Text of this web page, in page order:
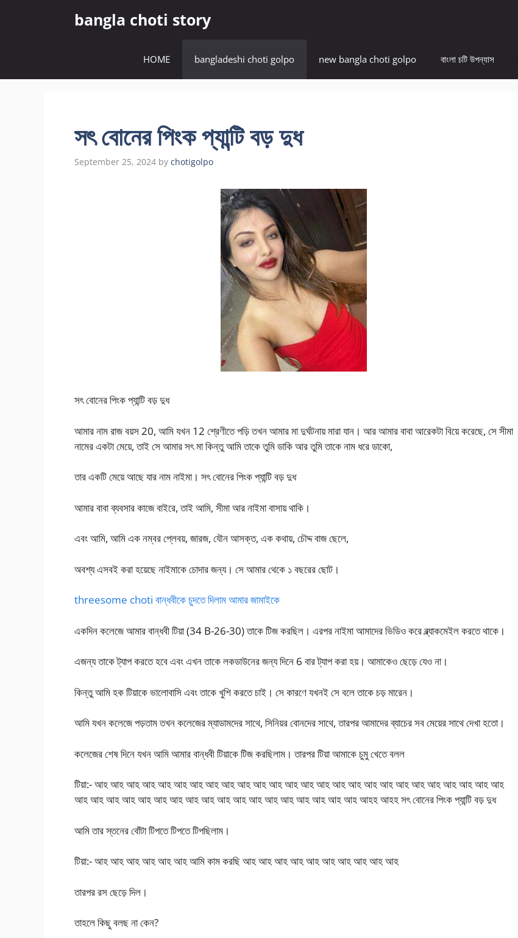
bangla choti story
HOME bangladeshi choti golpo new bangla choti golpo বাংলা চটি উপন্যাস
সৎ বোনের পিংক প্যান্টি বড় দুধ
September 25, 2024 by chotigolpo
সৎ বোনের পিংক প্যান্টি বড় দুধ
আমার নাম রাজ বয়স 20, আমি যখন 12 শ্রেণীতে পড়ি তখন আমার মা দুর্ঘটনায় মারা যান। আর আমার বাবা আরেকটা বিয়ে করেছে, সে সীমা
নামের একটা মেয়ে, তাই সে আমার সৎ মা কিন্তু আমি তাকে তুমি ডাকি আর তুমি তাকে নাম ধরে ডাকো,
তার একটি মেয়ে আছে যার নাম নাইমা। সৎ বোনের পিংক প্যান্টি বড় দুধ
আমার বাবা ব্যবসার কাজে বাইরে, তাই আমি, সীমা আর নাইমা বাসায় থাকি।
এবং আমি, আমি এক নম্বর প্লেবয়, জারজ, যৌন আসক্ত, এক কথায়, চৌদ্দ বাজ ছেলে,
অবশ্য এসবই করা হয়েছে নাইমাকে চোদার জন্য। সে আমার থেকে ১ বছরের ছোট।
threesome choti বান্ধবীকে চুদতে দিলাম আমার জামাইকে
একদিন কলেজে আমার বান্ধবী টিয়া (34 B-26-30) তাকে টিজ করছিল। এরপর নাইমা আমাদের ভিডিও করে ব্ল্যাকমেইল করতে থাকে।
এজন্য তাকে ট্যাপ করতে হবে এবং এখন তাকে লকডাউনের জন্য দিনে 6 বার ট্যাপ করা হয়। আমাকেও ছেড়ে যেও না।
কিন্তু আমি হক টিয়াকে ভালোবাসি এবং তাকে খুশি করতে চাই। সে কারণে যখনই সে বলে তাকে চড় মারেন।
আমি যখন কলেজে পড়তাম তখন কলেজের ম্যাডামদের সাথে, সিনিয়র বোনদের সাথে, তারপর আমাদের ব্যাচের সব মেয়ের সাথে দেখা হতো।
কলেজের শেষ দিনে যখন আমি আমার বান্ধবী টিয়াকে টিজ করছিলাম। তারপর টিয়া আমাকে চুমু খেতে বলল
টিয়া:- আহ আহ আহ আহ আহ আহ আহ আহ আহ আহ আহ আহ আহ আহ আহ আহ আহ আহ আহ আহ আহ আহ আহ আহ আহ আহ
আহ আহ আহ আহ আহ আহ আহ আহ আহ আহ আহ আহ আহ আহ আহ আহ আহ আহ আহহ আহহ সৎ বোনের পিংক প্যান্টি বড় দুধ
আমি তার স্তনের বোঁটা টিপতে টিপতে টিপছিলাম।
টিয়া:- আহ আহ আহ আহ আহ আহ আমি কাম করছি আহ আহ আহ আহ আহ আহ আহ আহ আহ আহ
তারপর রস ছেড়ে দিল।
তাহলে কিছু বলছ না কেন?